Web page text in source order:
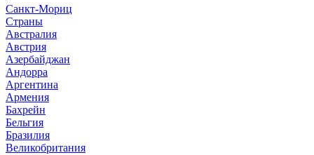
Санкт-Мориц
Страны
Австралия
Австрия
Азербайджан
Андорра
Аргентина
Армения
Бахрейн
Бельгия
Бразилия
Великобритания